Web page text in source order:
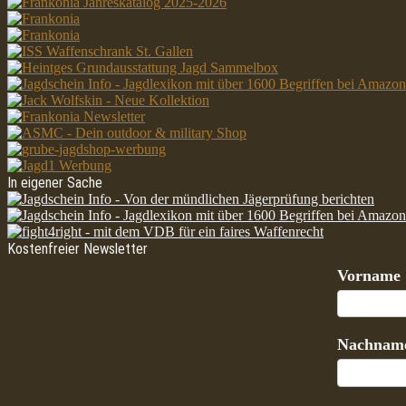
In eigener Sache
Kostenfreier Newsletter
Vorname